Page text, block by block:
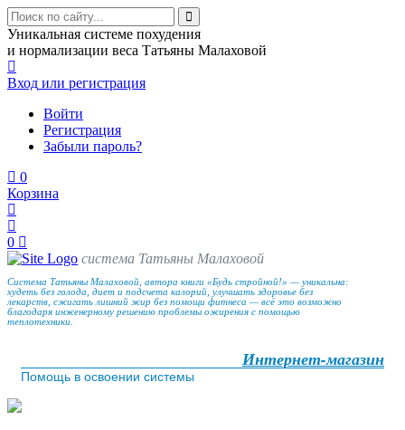
Уникальная системе похудения
и нормализации веса Татьяны Малаховой
Вход или регистрация
Войти
Регистрация
Забыли пароль?
0
Корзина
0
система Татьяны Малаховой
Система Татьяны Малаховой, автора книги «Будь стройной!» — уникальна:
худеть без голода, диет и подсчета калорий, улучшать здоровье без
лекарств, сжигать лишний жир без помощи фитнеса — всё это возможно
благодаря инженерному решению проблемы ожирения с помощью
теплотехники.
Интернет-магазин
Помощь в освоении системы